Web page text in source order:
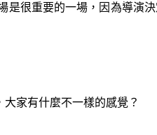
是很重要的一場，因為導演
家有什麼不一樣的感覺？